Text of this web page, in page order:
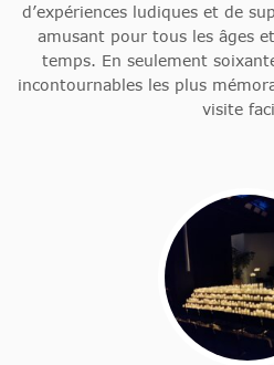
d’expériences ludiques et de
amusant pour tous les âges
temps. En seulement
incontournables les plus
visite